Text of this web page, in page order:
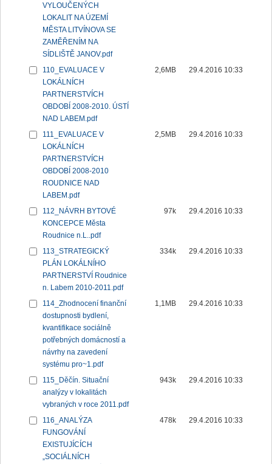
VYLOUČENÝCH
LOKALIT NA ÚZEMÍ
MĚSTA LITVÍNOVA SE
ZAMĚŘENÍM NA
SÍDLIŠTĚ JANOV.pdf
110_EVALUACE V
LOKÁLNÍCH
PARTNERSTVÍCH
OBDOBÍ 2008-2010. ÚSTÍ
NAD LABEM.pdf
2,6MB 29.4.2016 10:33
111_EVALUACE V
LOKÁLNÍCH
PARTNERSTVÍCH
OBDOBÍ 2008-2010
ROUDNICE NAD
LABEM.pdf
2,5MB 29.4.2016 10:33
112_NÁVRH BYTOVÉ
KONCEPCE Města
Roudnice n.L..pdf
97k 29.4.2016 10:33
113_STRATEGICKÝ
PLÁN LOKÁLNÍHO
PARTNERSTVÍ Roudnice
n. Labem 2010-2011.pdf
334k 29.4.2016 10:33
114_Zhodnocení finanční
dostupnosti bydlení,
kvantifikace sociálně
potřebných domácností a
návrhy na zavedení
systému pro~1.pdf
1,1MB 29.4.2016 10:33
115_Děčín. Situační
analýzy v lokalitách
vybraných v roce 2011.pdf
943k 29.4.2016 10:33
116_ANALÝZA
FUNGOVÁNÍ
EXISTUJÍCÍCH
„SOCIÁLNÍCH
478k 29.4.2016 10:33